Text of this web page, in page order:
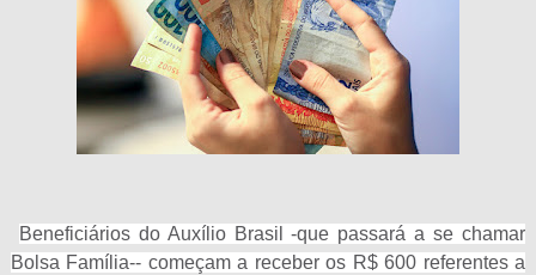
Beneficiários do Auxílio Brasil -que passará a se chamar
Bolsa Família-- começam a receber os R$ 600 referentes a